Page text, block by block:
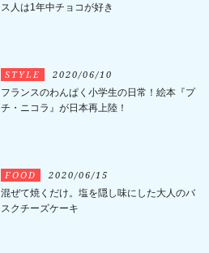
ス人は1年中チョコが好き
STYLE 2020/06/10
フランスのわんぱく小学生の日常！絵本『プ
チ・ニコラ』が日本再上陸！
FOOD 2020/06/15
混ぜて焼くだけ。塩を隠し味にした大人のバ
スクチーズケーキ